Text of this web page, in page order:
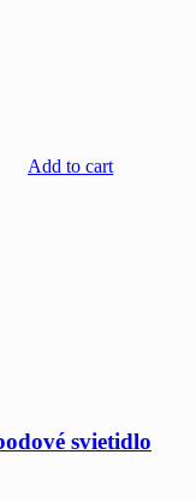
Add to cart
svietidlo